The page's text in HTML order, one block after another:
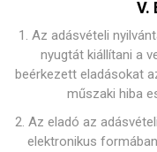
V.
1. Az adásvételi
nyugtát kiállítani a
beérkezett eladásokat
műszaki hiba
2. Az eladó az
elektronikus